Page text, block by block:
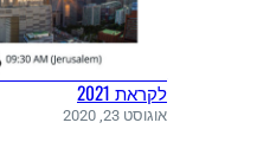
אתגרים והזדמנויות
לקראת 2021
אוגוסט 23, 2020